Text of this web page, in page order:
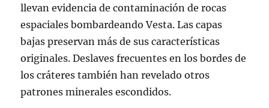
llevan evidencia de contaminación de rocas
espaciales bombardeando Vesta. Las capas
bajas preservan más de sus características
originales. Deslaves frecuentes en los bordes de
los cráteres también han revelado otros
patrones minerales escondidos.